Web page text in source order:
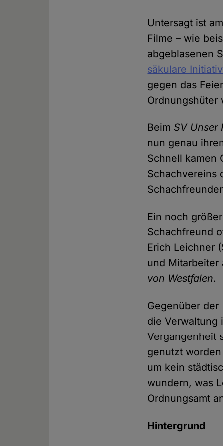
Untersagt ist
Filme – wie
abgeblasenen
säkulare
gegen das
Ordnungshüter
Beim SV Unser
nun genau
Schnell kamen
Schachvereins
Ein noch
Schachfreund
Erich Leichner
und Mitarbeiter
von Westfalen.
Gegenüber der
die Verwaltung
Vergangenheit
genutzt
um kein
wundern, was
Ordnungsamt
Hintergrund